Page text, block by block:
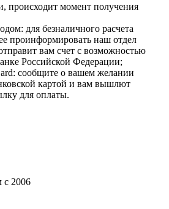
происходит момент получения
для безналичного расчета
проинформировать наш отдел
вам счет с возможностью
Российской Федерации;
сообщите о вашем желании
картой и вам вышлют
для оплаты.
с 2006